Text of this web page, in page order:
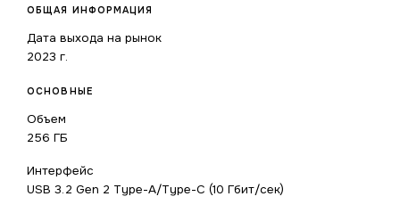
ОБЩАЯ ИНФОРМАЦИЯ
Дата выхода на рынок
2023 г.
ОСНОВНЫЕ
Объем
256 ГБ
Интерфейс
USB 3.2 Gen 2 Type-A/Type-C (10 Гбит/сек)